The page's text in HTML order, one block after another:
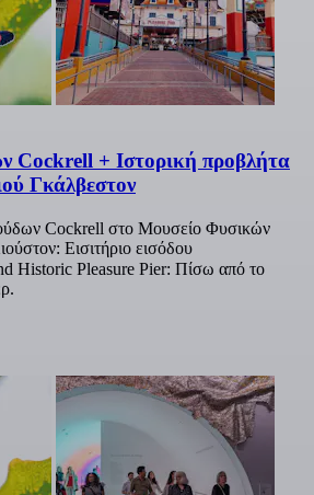
Cockrell + Ιστορική προβλήτα
Γκάλβεστον
Cockrell στο Μουσείο Φυσικών
Εισιτήριο εισόδου
Historic Pleasure Pier: Πίσω από το